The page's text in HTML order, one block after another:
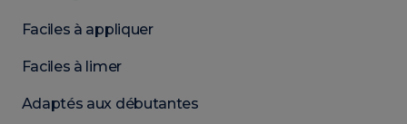
Faciles à appliquer
Faciles à limer
Adaptés aux débutantes